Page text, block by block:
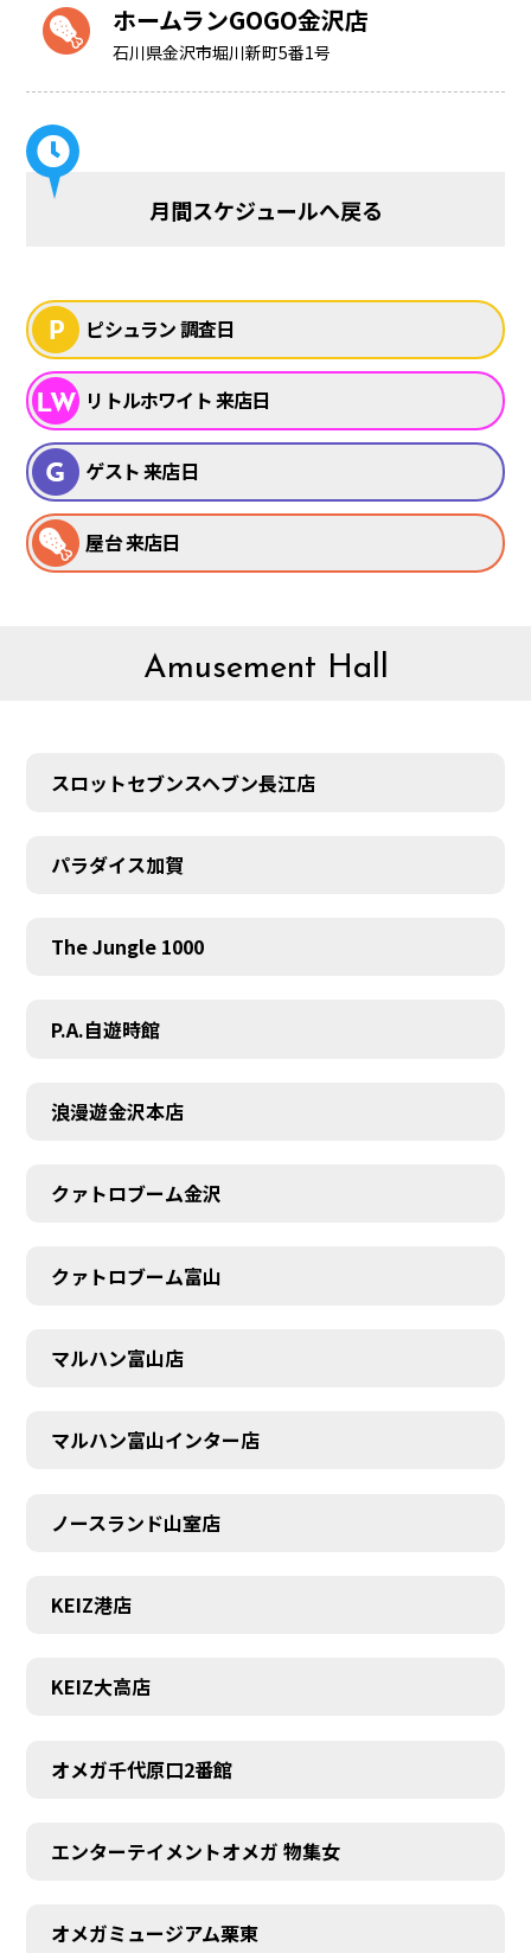
ホームランGOGO金沢店
石川県金沢市堀川新町5番1号
月間スケジュールへ戻る
ピシュラン 調査日
リトルホワイト 来店日
ゲスト 来店日
屋台 来店日
Amusement Hall
スロットセブンスヘブン長江店
パラダイス加賀
The Jungle 1000
P.A.自遊時館
浪漫遊金沢本店
クァトロブーム金沢
クァトロブーム富山
マルハン富山店
マルハン富山インター店
ノースランド山室店
KEIZ港店
KEIZ大高店
オメガ千代原口2番館
エンターテイメントオメガ 物集女
オメガミュージアム栗東